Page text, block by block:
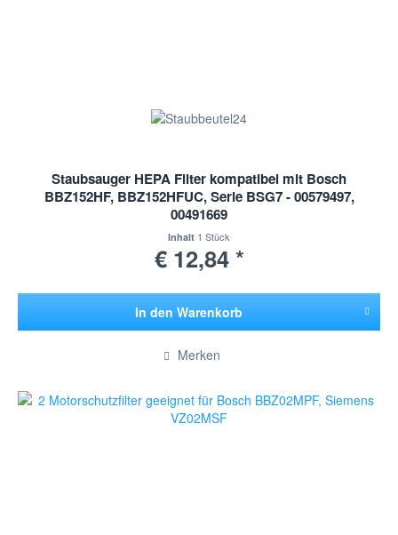
Staubsauger HEPA Filter kompatibel mit Bosch
BBZ152HF, BBZ152HFUC, Serie BSG7 - 00579497,
00491669
Inhalt 1 Stück
€ 12,84 *
In den Warenkorb
Hinzugefügt
Merken